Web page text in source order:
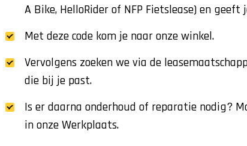
A Bike, HelloRider of NFP Fietslease) en geeft
Met deze code kom je naar onze winkel.
Vervolgens zoeken we via de
die bij je past.
Is er daarna onderhoud of reparatie nodig?
in onze Werkplaats.